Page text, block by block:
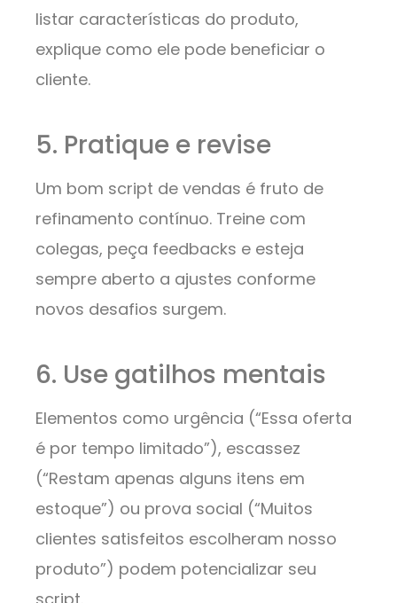
listar características do produto,
explique como ele pode beneficiar o
cliente.
5. Pratique e revise
Um bom script de vendas é fruto de
refinamento contínuo. Treine com
colegas, peça feedbacks e esteja
sempre aberto a ajustes conforme
novos desafios surgem.
6. Use gatilhos mentais
Elementos como urgência (“Essa oferta
é por tempo limitado”), escassez
(“Restam apenas alguns itens em
estoque”) ou prova social (“Muitos
clientes satisfeitos escolheram nosso
produto”) podem potencializar seu